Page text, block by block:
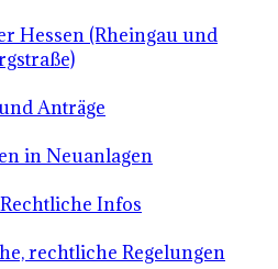
Hessen (Rheingau und
Anträge
in Neuanlagen
Infos
rechtliche Regelungen